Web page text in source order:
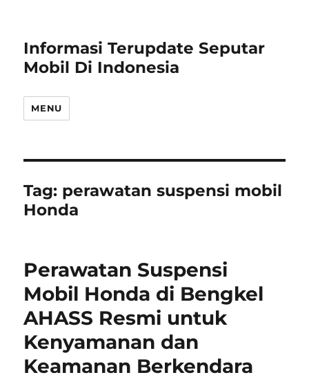
Informasi Terupdate Seputar
Mobil Di Indonesia
MENU
Tag: perawatan suspensi mobil
Honda
Perawatan Suspensi
Mobil Honda di Bengkel
AHASS Resmi untuk
Kenyamanan dan
Keamanan Berkendara